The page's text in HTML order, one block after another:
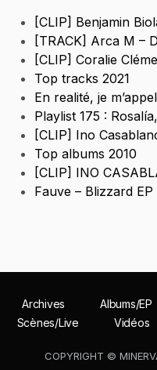
[CLIP] Benjamin
[TRACK] Arca M –
[CLIP] Coralie
Top tracks 2021
En realité, je
Playlist 175 :
[CLIP] Ino
Top albums 2010
[CLIP] INO
Fauve – Blizzard EP
Archives Albums/EP
Scènes/Live
Vidéos
COPYRIGHT ©